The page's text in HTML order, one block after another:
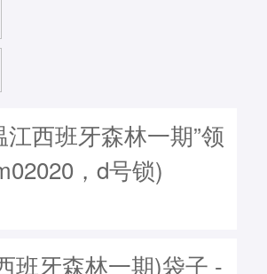
西班牙森林一期”领
，d号锁)
班牙森林一期)袋子 -